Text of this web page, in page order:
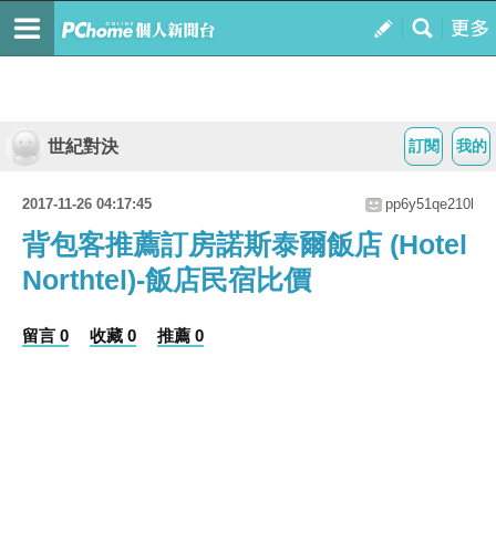
我的
訂閱
世紀對決
2017-11-26 04:17:45 pp6y51qe210l
背包客推薦訂房諾斯泰爾飯店 (Hotel
Northtel)-飯店民宿比價
留言 0 收藏 0 推薦 0